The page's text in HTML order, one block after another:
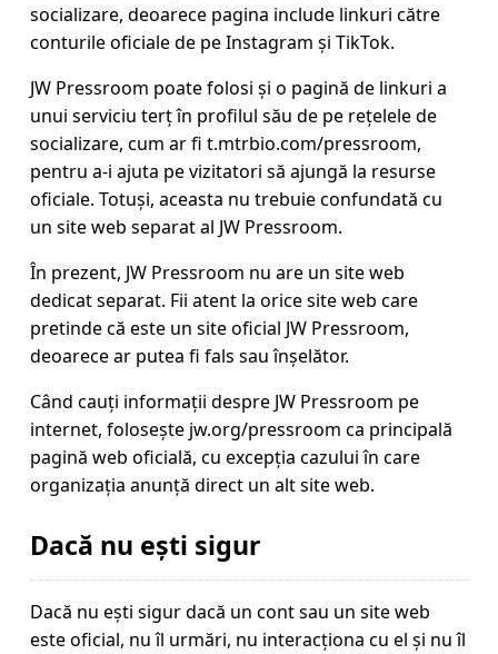
socializare, deoarece pagina include linkuri către
conturile oficiale de pe Instagram și TikTok.
JW Pressroom poate folosi și o pagină de linkuri a
unui serviciu terț în profilul său de pe rețelele de
socializare, cum ar fi t.mtrbio.com/pressroom,
pentru a-i ajuta pe vizitatori să ajungă la resurse
oficiale. Totuși, aceasta nu trebuie confundată cu
un site web separat al JW Pressroom.
În prezent, JW Pressroom nu are un site web
dedicat separat. Fii atent la orice site web care
pretinde că este un site oficial JW Pressroom,
deoarece ar putea fi fals sau înșelător.
Când cauți informații despre JW Pressroom pe
internet, folosește jw.org/pressroom ca principală
pagină web oficială, cu excepția cazului în care
organizația anunță direct un alt site web.
Dacă nu ești sigur
Dacă nu ești sigur dacă un cont sau un site web
este oficial, nu îl urmări, nu interacționa cu el și nu îl